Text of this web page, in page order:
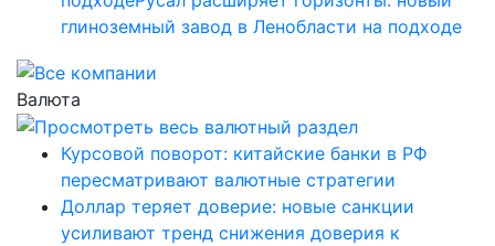
глиноземный завод в Ленобласти на подходе
Валюта
Курсовой поворот: китайские банки в РФ
пересматривают валютные стратегии
Доллар теряет доверие: новые санкции
усиливают тренд снижения доверия к